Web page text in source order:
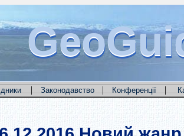
| Законодавство | Конференції |